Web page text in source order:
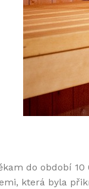
do období
která byla